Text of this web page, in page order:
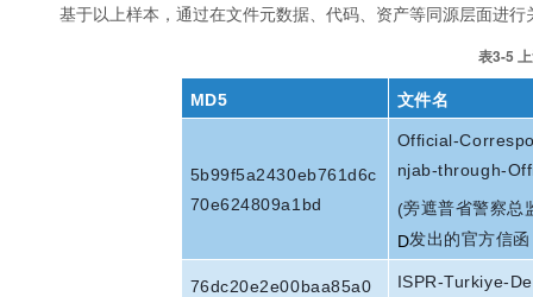
基于以上样本，通过在文件元数据、代码、资产等同源层面进
表3-5
MD5 文件名
5b99f5a2430eb761d6c
70e624809a1bd
Official-
njab-through-
(旁遮普省警察总
D发出的官方信
76dc20e2e00baa85a0
ISPR-Turkiye-